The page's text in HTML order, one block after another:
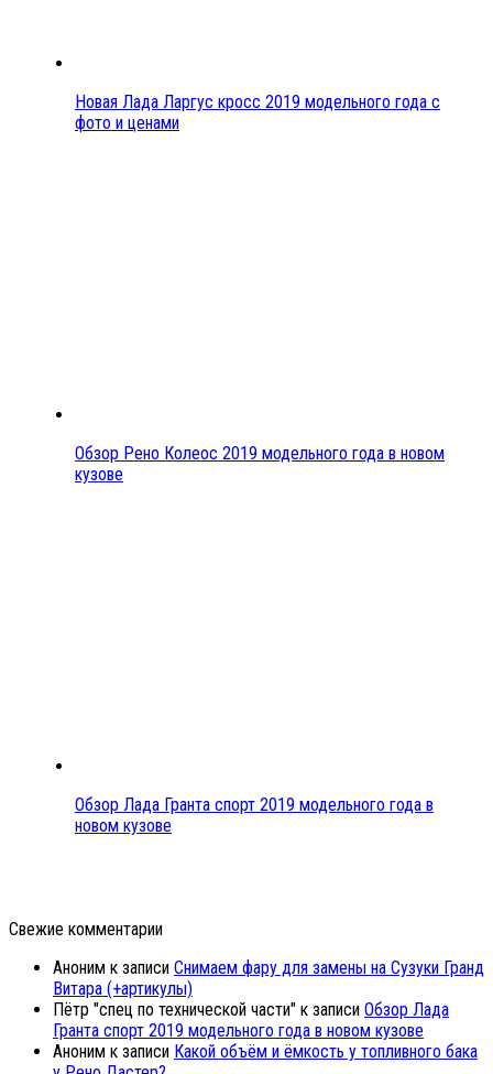
Новая Лада Ларгус кросс 2019 модельного года с
фото и ценами
Обзор Рено Колеос 2019 модельного года в новом
кузове
Обзор Лада Гранта спорт 2019 модельного года в
новом кузове
Свежие комментарии
Аноним к записи Снимаем фару для замены на Сузуки Гранд
Витара (+артикулы)
Пётр "спец по технической части" к записи Обзор Лада
Гранта спорт 2019 модельного года в новом кузове
Аноним к записи Какой объём и ёмкость у топливного бака